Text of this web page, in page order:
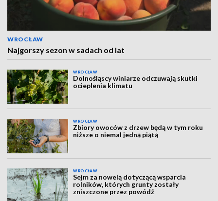
WROCŁAW
Najgorszy sezon w sadach od lat
WROCŁAW
Dolnośląscy winiarze odczuwają skutki
ocieplenia klimatu
WROCŁAW
Zbiory owoców z drzew będą w tym roku
niższe o niemal jedną piątą
WROCŁAW
Sejm za nowelą dotyczącą wsparcia
rolników, których grunty zostały
zniszczone przez powódź